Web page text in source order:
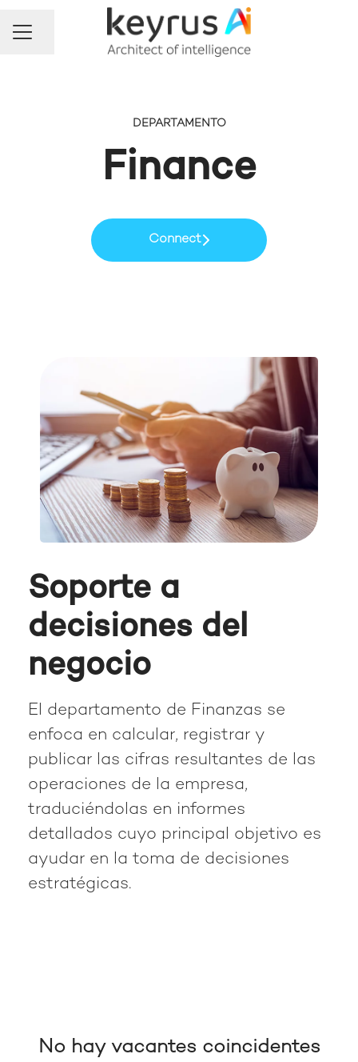
Menú de empleo
Compartir página
DEPARTAMENTO
Finance
Connect
Soporte a
decisiones del
negocio
El departamento de Finanzas se
enfoca en calcular, registrar y
publicar las cifras resultantes de las
operaciones de la empresa,
traduciéndolas en informes
detallados cuyo principal objetivo es
ayudar en la toma de decisiones
estratégicas.
No hay vacantes coincidentes